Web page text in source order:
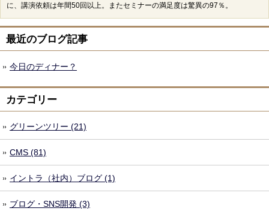
に、講演依頼は年間50回以上。またセミナーの満足度は驚異の97％。
最近のブログ記事
今日のディナー？
カテゴリー
グリーンツリー (21)
CMS (81)
イントラ（社内）ブログ (1)
ブログ・SNS開発 (3)